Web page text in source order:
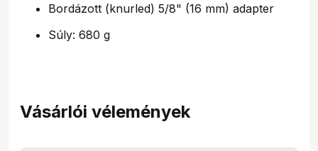
Bordázott (knurled) 5/8" (16 mm) adapter
Súly: 680 g
Vásárlói vélemények